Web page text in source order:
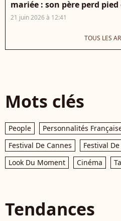
mariée : son père perd
21 juin 2026 à 12:41
TOUS LES
Mots clés
People Personnalités
Festival De Cannes
Festival
Look Du Moment
Cinéma
Tendances